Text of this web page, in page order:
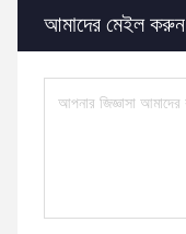
আমাদের মেইল ​​করুন